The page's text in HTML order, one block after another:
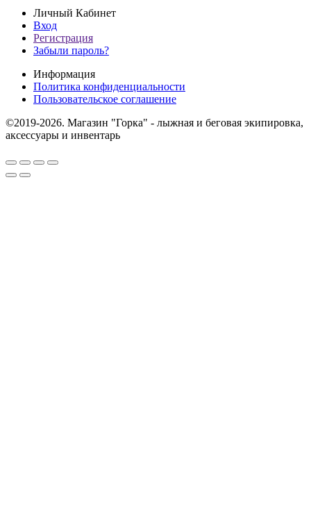
Личный Кабинет
Вход
Регистрация
Забыли пароль?
Информация
Политика конфиденциальности
Пользовательское соглашение
©2019-2026. Магазин "Горка" - лыжная и беговая экипировка,
аксессуары и инвентарь